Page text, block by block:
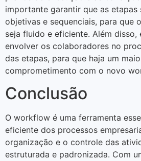
importante garantir que as etapas
objetivas e sequenciais, para que
seja fluido e eficiente. Além disso,
envolver os colaboradores no
das etapas, para que haja um
comprometimento com o novo
Conclusão
O workflow é uma ferramenta
eficiente dos processos
organização e o controle das
estruturada e padronizada. Com